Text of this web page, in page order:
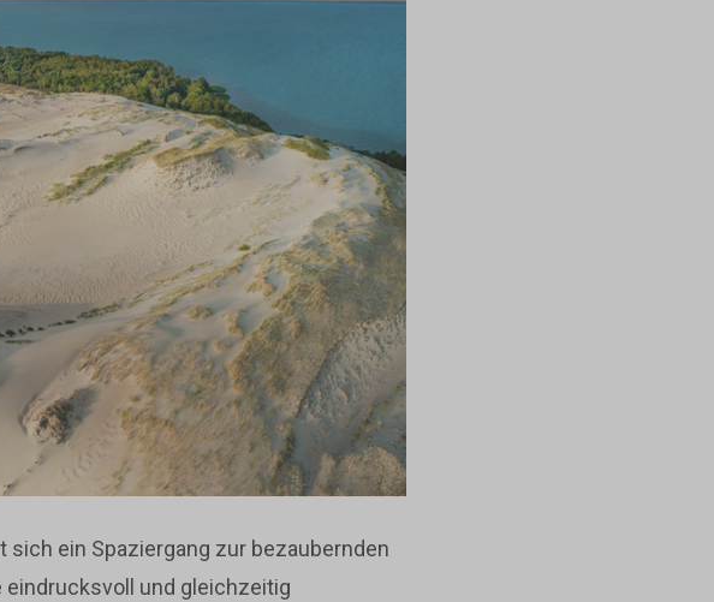
sich ein Spaziergang zur bezaubernden
eindrucksvoll und gleichzeitig